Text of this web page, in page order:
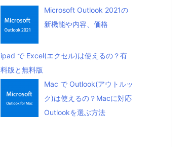
Microsoft Outlook 2021の
新機能や内容、価格
ipad で Excel(エクセル)は使えるの？有
料版と無料版
Mac で Outlook(アウトルッ
ク)は使えるの？Macに対応
Outlookを選ぶ方法